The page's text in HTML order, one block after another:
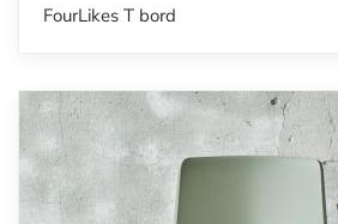
FourLikes T bord